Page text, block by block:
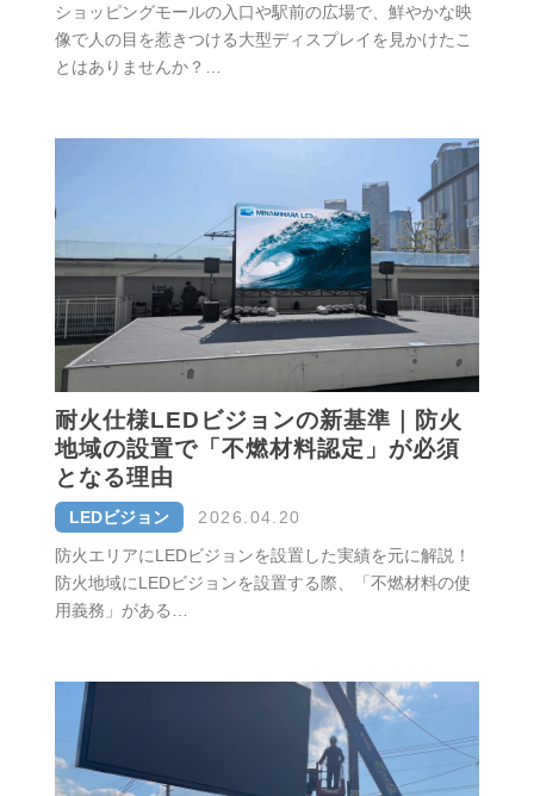
ショッピングモールの入口や駅前の広場で、鮮やかな映
像で人の目を惹きつける大型ディスプレイを見かけたこ
とはありませんか？…
耐火仕様LEDビジョンの新基準｜防火
地域の設置で「不燃材料認定」が必須
となる理由
LEDビジョン
2026.04.20
防火エリアにLEDビジョンを設置した実績を元に解説！
防火地域にLEDビジョンを設置する際、「不燃材料の使
用義務」がある…